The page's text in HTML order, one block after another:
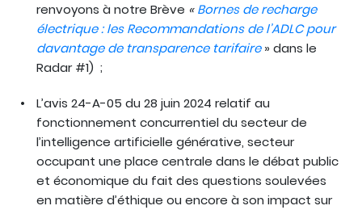
renvoyons à notre Brève «Bornes de recharge
électrique : les Recommandations de l’ADLC pour
davantage de transparence tarifaire» dans le
Radar #1) ;
L’avis 24-A-05 du 28 juin 2024 relatif au
fonctionnement concurrentiel du secteur de
l’intelligence artificielle générative, secteur
occupant une place centrale dans le débat public
et économique du fait des questions soulevées
en matière d’éthique ou encore à son impact sur